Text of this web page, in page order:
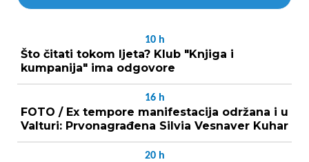
10 h
Što čitati tokom ljeta? Klub "Knjiga i
kumpanija" ima odgovore
16 h
FOTO / Ex tempore manifestacija održana i u
Valturi: Prvonagrađena Silvia Vesnaver Kuhar
20 h